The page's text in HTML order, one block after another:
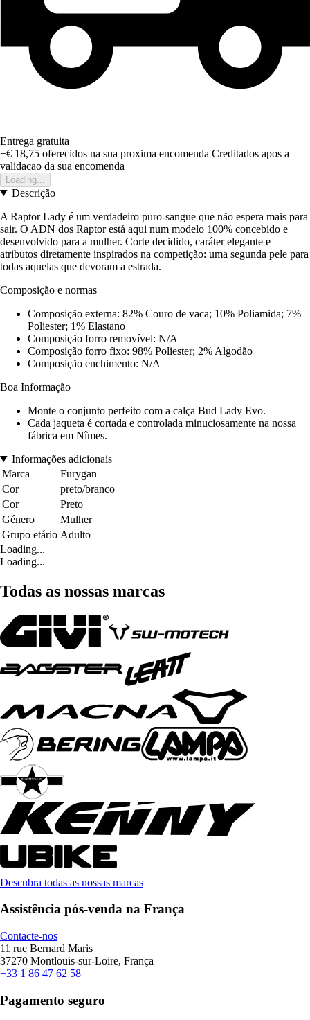
Entrega gratuita
+€ 18,75 oferecidos na sua proxima encomenda Creditados apos a
validacao da sua encomenda
Loading...
Descrição
A Raptor Lady é um verdadeiro puro-sangue que não espera mais para
sair. O ADN dos Raptor está aqui num modelo 100% concebido e
desenvolvido para a mulher. Corte decidido, caráter elegante e
atributos diretamente inspirados na competição: uma segunda pele para
todas aquelas que devoram a estrada.
Composição e normas
Composição externa: 82% Couro de vaca; 10% Poliamida; 7%
Poliester; 1% Elastano
Composição forro removível: N/A
Composição forro fixo: 98% Poliester; 2% Algodão
Composição enchimento: N/A
Boa Informação
Monte o conjunto perfeito com a calça Bud Lady Evo.
Cada jaqueta é cortada e controlada minuciosamente na nossa
fábrica em Nîmes.
Informações adicionais
Marca
Furygan
Cor
preto/branco
Cor
Preto
Género
Mulher
Grupo etário Adulto
Loading...
Loading...
Todas as nossas marcas
Descubra todas as nossas marcas
Assistência pós-venda na França
Contacte-nos
11 rue Bernard Maris
37270 Montlouis-sur-Loire, França
+33 1 86 47 62 58
Pagamento seguro